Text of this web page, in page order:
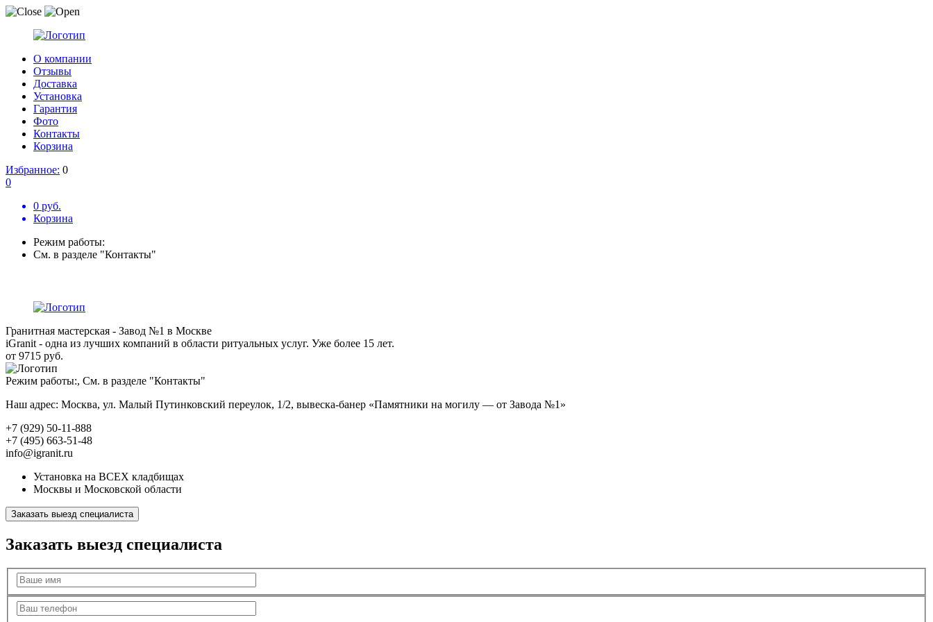
О компании
Отзывы
Доставка
Установка
Гарантия
Фото
Контакты
Корзина
Избранное: 0
0
0 руб.
Корзина
Режим работы:
См. в разделе "Контакты"
Гранитная мастерская - Завод №1 в Москве
iGranit - одна из лучших компаний в области ритуальных услуг. Уже более 15 лет.
от 9715 руб.
Режим работы:, См. в разделе "Контакты"
Наш адрес: Москва, ул. Малый Путинковский переулок, 1/2, вывеска-банер «Памятники на могилу — от Завода №1»
+7 (929) 50-11-888
+7 (495) 663-51-48
info@igranit.ru
Установка на ВСЕХ кладбищах
Москвы и Московской области
Заказать выезд специалиста
Заказать выезд специалиста